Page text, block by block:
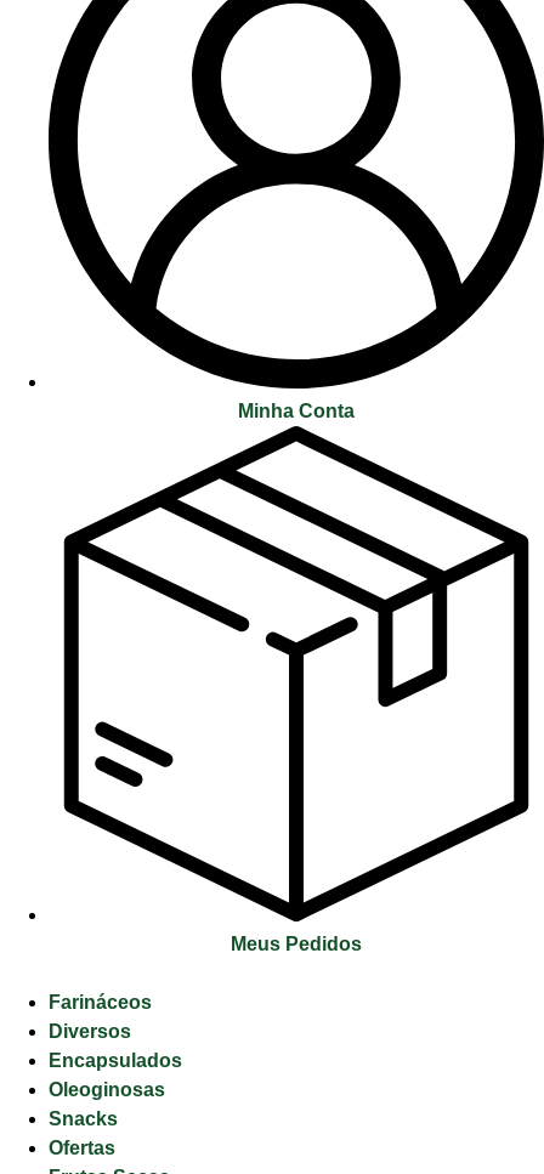
Minha Conta
Meus Pedidos
Farináceos
Diversos
Encapsulados
Oleoginosas
Snacks
Ofertas